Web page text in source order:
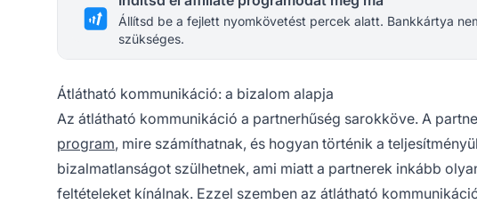
Állítsd be a fejlett nyomkövetést percek alatt. Bankkártya
szükséges.
Átlátható kommunikáció: a bizalom alapja
Az átlátható kommunikáció a partnerhűség sarokköve. A
program, mire számíthatnak, és hogyan történik a
bizalmatlanságot szülhetnek, ami miatt a partnerek inkább
feltételeket kínálnak. Ezzel szemben az átlátható